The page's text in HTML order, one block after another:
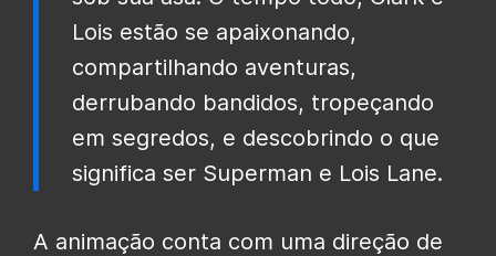
Lois estão se apaixonando,
compartilhando aventuras,
derrubando bandidos, tropeçando
em segredos, e descobrindo o que
significa ser Superman e Lois Lane.‎
A animação conta com uma direção de